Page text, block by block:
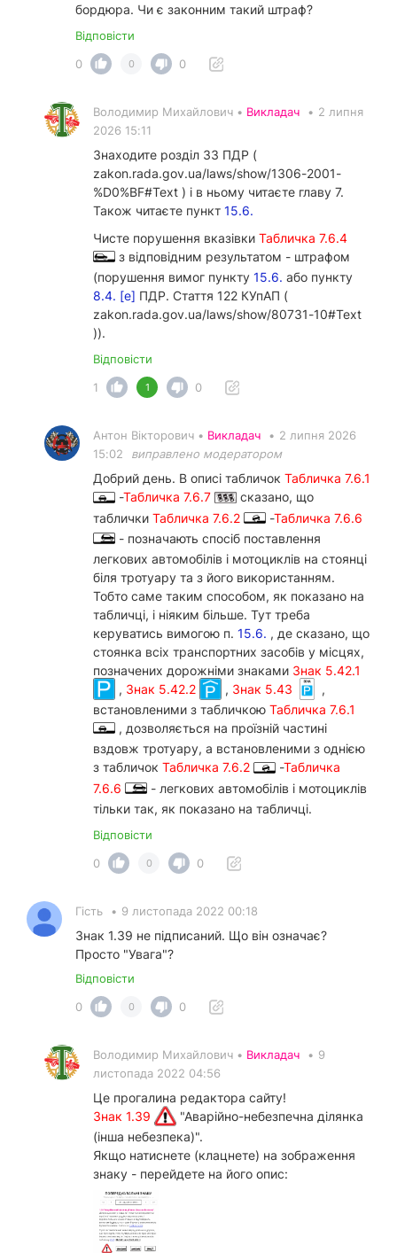
бордюра. Чи є законним такий штраф?
Відповісти
0
0 0
Володимир Михайлович • Викладач • 2 липня
2026 15:11
Знаходите розділ 33 ПДР (
zakon.rada.gov.ua/laws/show/1306-2001-
%D0%BF#Text ) і в ньому читаєте главу 7.
Також читаєте пункт 15.6.
Чисте порушення вказівки Табличка 7.6.4
з відповідним результатом - штрафом
(порушення вимог пункту 15.6. або пункту
8.4. [е] ПДР. Стаття 122 КУпАП (
zakon.rada.gov.ua/laws/show/80731-10#Text
)).
Відповісти
1
1 0
Антон Вікторович • Викладач • 2 липня 2026
15:02
виправлено модератором
Добрий день. В описі табличок Табличка 7.6.1
-Табличка 7.6.7
сказано, що
таблички Табличка 7.6.2 -Табличка 7.6.6
- позначають спосіб поставлення
легкових автомобілів і мотоциклів на стоянці
біля тротуару та з його використанням.
Тобто саме таким способом, як показано на
табличці, і ніяким більше. Тут треба
керуватись вимогою п. 15.6. , де сказано, що
стоянка всіх транспортних засобів у місцях,
позначених дорожніми знаками Знак 5.42.1
, Знак 5.42.2 , Знак 5.43
,
встановленими з табличкою Табличка 7.6.1
, дозволяється на проїзній частині
вздовж тротуару, а встановленими з однією
з табличок Табличка 7.6.2 -Табличка
7.6.6
- легкових автомобілів і мотоциклів
тільки так, як показано на табличці.
Відповісти
0
0 0
Гість • 9 листопада 2022 00:18
Знак 1.39 не підписаний. Що він означає?
Просто "Увага"?
Відповісти
0
0 0
Володимир Михайлович • Викладач • 9
листопада 2022 04:56
Це прогалина редактора сайту!
Знак 1.39
"Аварійно-небезпечна ділянка
(інша небезпека)".
Якщо натиснете (клацнете) на зображення
знаку - перейдете на його опис: